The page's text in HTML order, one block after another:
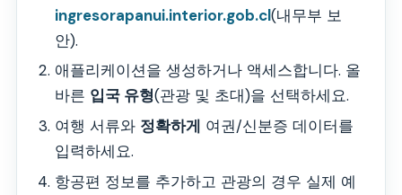
ingresorapanui.interior.gob.cl(내무부 보
안).
애플리케이션을 생성하거나 액세스합니다. 올
바른 입국 유형(관광 및 초대)을 선택하세요.
여행 서류와 정확하게 여권/신분증 데이터를
입력하세요.
항공편 정보를 추가하고 관광의 경우 실제 예